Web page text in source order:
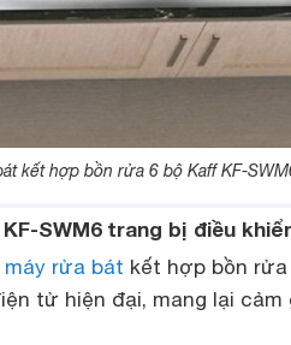
kết hợp bồn rửa 6 bộ Kaff KF-
SWM6 trang bị điều
máy rửa bát kết hợp bồn
tử hiện đại, mang lại